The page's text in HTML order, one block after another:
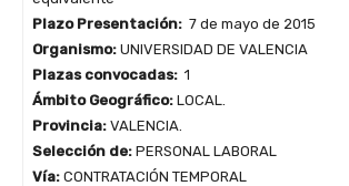
Plazo Presentación: 7 de mayo de 2015
Organismo: UNIVERSIDAD DE VALENCIA
Plazas convocadas: 1
Ámbito Geográfico: LOCAL.
Provincia: VALENCIA.
Selección de: PERSONAL LABORAL
Vía: CONTRATACIÓN TEMPORAL